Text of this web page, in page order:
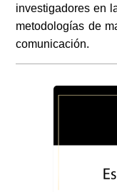
investigadores en
metodologías de
comunicación.